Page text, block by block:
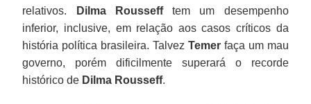
relativos.
Dilma Roussefftem um desempenho
inferior, inclusive, em relação aos casos críticos da
história política brasileira. Talvez Temerfaça um mau
governo, porém dificilmente superará o recorde
histórico de Dilma Rousseff.